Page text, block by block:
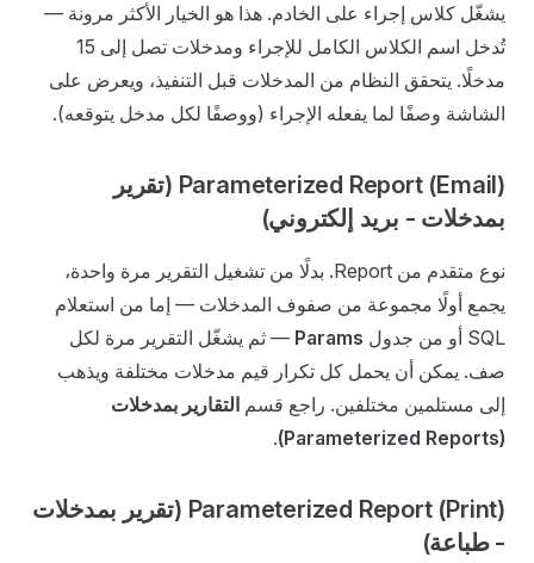
يشغّل كلاس إجراء على الخادم. هذا هو الخيار الأكثر مرونة —
تُدخل اسم الكلاس الكامل للإجراء ومدخلات تصل إلى 15
مدخلًا. يتحقق النظام من المدخلات قبل التنفيذ، ويعرض على
الشاشة وصفًا لما يفعله الإجراء (ووصفًا لكل مدخل يتوقعه).
Parameterized Report (Email) (تقرير
بمدخلات - بريد إلكتروني)
نوع متقدم من Report. بدلًا من تشغيل التقرير مرة واحدة،
يجمع أولًا مجموعة من صفوف المدخلات — إما من استعلام
SQL أو من جدول
Params — ثم يشغّل التقرير مرة لكل
صف. يمكن أن يحمل كل تكرار قيم مدخلات مختلفة ويذهب
إلى مستلمين مختلفين. راجع قسم التقارير بمدخلات
(Parameterized Reports)
.
Parameterized Report (Print) (تقرير بمدخلات
- طباعة)